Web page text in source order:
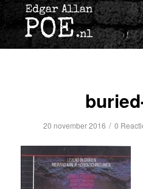
20 november 2016 / 0